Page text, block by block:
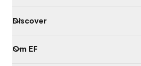
Discover
Om EF